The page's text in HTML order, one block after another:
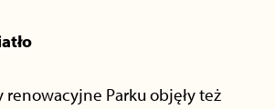
Parku objęły też